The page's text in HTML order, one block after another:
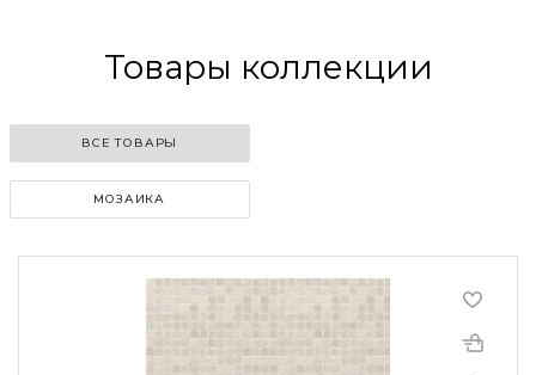
Товары коллекции
ВСЕ ТОВАРЫ
МОЗАИКА